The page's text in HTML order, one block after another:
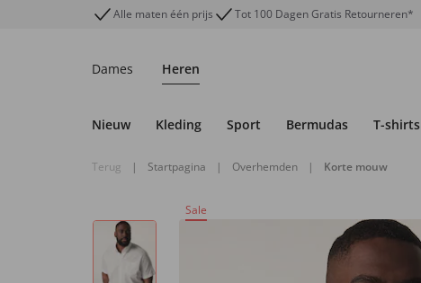
Alle maten één prijs Tot 100 Dagen Gratis Retourneren*
Dames Heren
Nieuw Kleding Sport Bermudas T-shirts
Terug | Startpagina | Overhemden | Korte mouw
Sale